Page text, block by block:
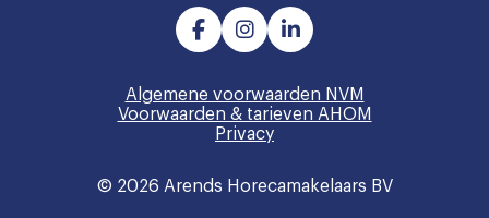
Algemene voorwaarden NVM
Voorwaarden & tarieven AHOM
Privacy
© 2026 Arends Horecamakelaars BV